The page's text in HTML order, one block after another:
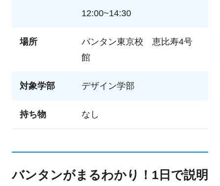
12:00~14:30
場所
バンタン東京校 恵比寿4号
館
対象学部 デザイン学部
持ち物 なし
バンタンがまるわかり！1日で説明